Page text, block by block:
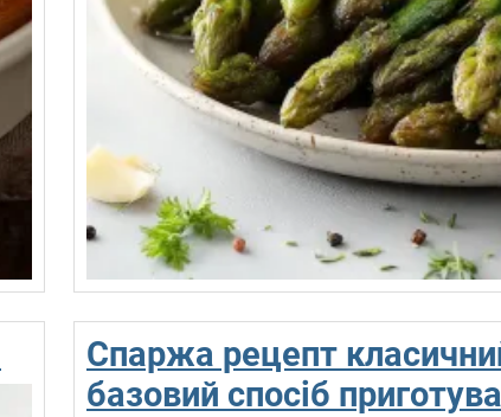
Спаржа рецепт
базовий спосіб